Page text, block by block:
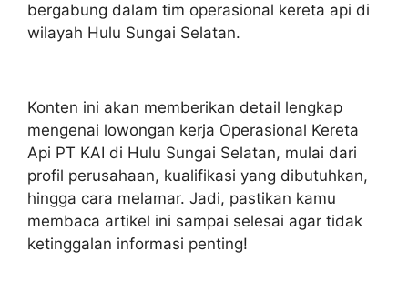
bergabung dalam tim operasional kereta api di
wilayah Hulu Sungai Selatan.
Konten ini akan memberikan detail lengkap
mengenai lowongan kerja Operasional Kereta
Api PT KAI di Hulu Sungai Selatan, mulai dari
profil perusahaan, kualifikasi yang dibutuhkan,
hingga cara melamar. Jadi, pastikan kamu
membaca artikel ini sampai selesai agar tidak
ketinggalan informasi penting!